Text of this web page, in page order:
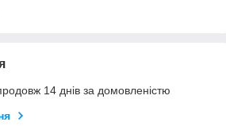
14 днів за домовленістю